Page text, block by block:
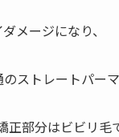
メージになり、
ストレートパー
部分はビビリ毛